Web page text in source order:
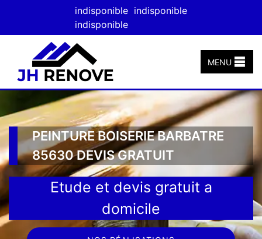
indisponible indisponible
indisponible
MENU
PEINTURE BOISERIE BARBATRE
85630 DEVIS GRATUIT
Etude et devis gratuit a
domicile